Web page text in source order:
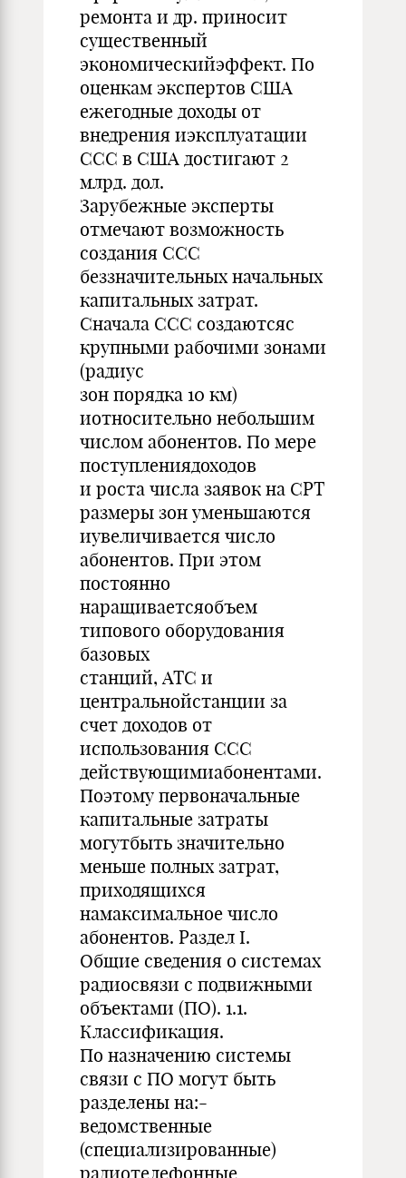
ремонта и др. приносит
существенный
экономическийэффект. По
оценкам экспертов США
ежегодные доходы от
внедрения иэксплуатации
ССС в США достигают 2
млрд. дол.
Зарубежные эксперты
отмечают возможность
создания ССС
беззначительных начальных
капитальных затрат.
Сначала ССС создаютсяс
крупными рабочими зонами
(радиус
зон порядка 10 км)
иотносительно небольшим
числом абонентов. По мере
поступлениядоходов
и роста числа заявок на СРТ
размеры зон уменьшаются
иувеличивается число
абонентов. При этом
постоянно
наращиваетсяобъем
типового оборудования
базовых
станций, АТС и
центральнойстанции за
счет доходов от
использования ССС
действующимиабонентами.
Поэтому первоначальные
капитальные затраты
могутбыть значительно
меньше полных затрат,
приходящихся
намаксимальное число
абонентов. Раздел I.
Общие сведения о системах
радиосвязи с подвижными
объектами (ПО). 1.1.
Классификация.
По назначению системы
связи с ПО могут быть
разделены на:-
ведомственные
(специализированные)
радиотелефонные